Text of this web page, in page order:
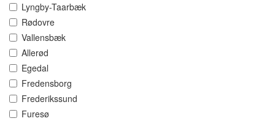
Lyngby-Taarbæk
Rødovre
Vallensbæk
Allerød
Egedal
Fredensborg
Frederikssund
Furesø